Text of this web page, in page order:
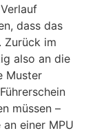
dass das
Zurück im
also an die
Muster
müssen –
einer MPU